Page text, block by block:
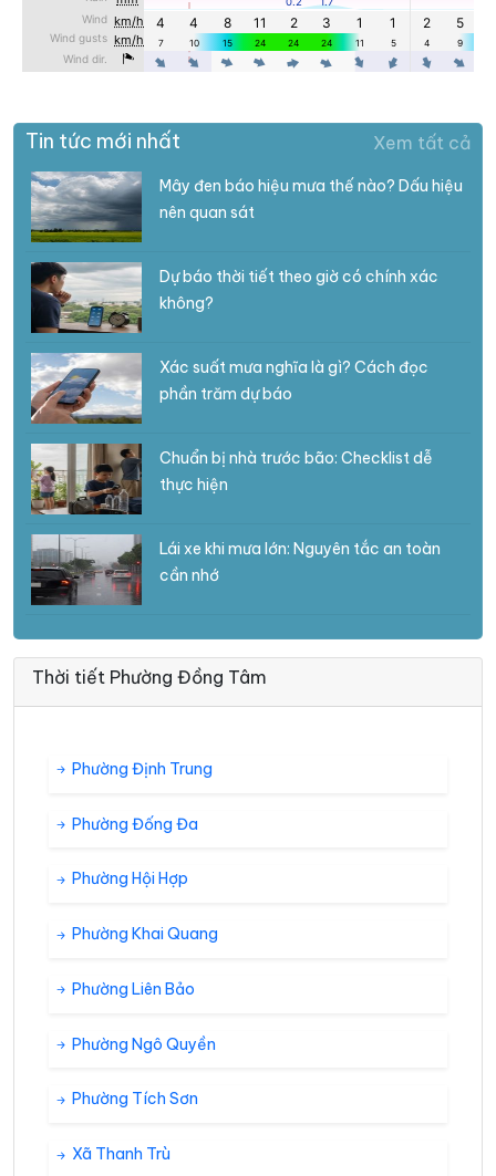
Tin tức mới nhất Xem tất cả
Mây đen báo hiệu mưa thế nào? Dấu hiệu
nên quan sát
Dự báo thời tiết theo giờ có chính xác
không?
Xác suất mưa nghĩa là gì? Cách đọc
phần trăm dự báo
Chuẩn bị nhà trước bão: Checklist dễ
thực hiện
Lái xe khi mưa lớn: Nguyên tắc an toàn
cần nhớ
Thời tiết Phường Đồng Tâm
Phường Định Trung
Phường Đống Đa
Phường Hội Hợp
Phường Khai Quang
Phường Liên Bảo
Phường Ngô Quyền
Phường Tích Sơn
Xã Thanh Trù